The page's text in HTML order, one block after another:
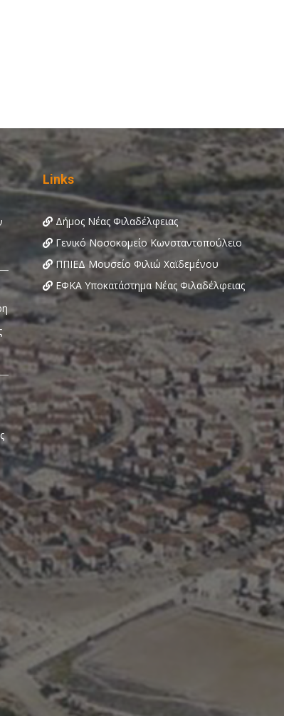
Links
Δήμος Νέας Φιλαδέλφειας
Γενικό Νοσοκομείο Κωνσταντοπούλειο
ΠΠΙΕΔ Μουσείο Φιλιώ Χαϊδεμένου
ΕΦΚΑ Υποκατάστημα Νέας Φιλαδέλφειας